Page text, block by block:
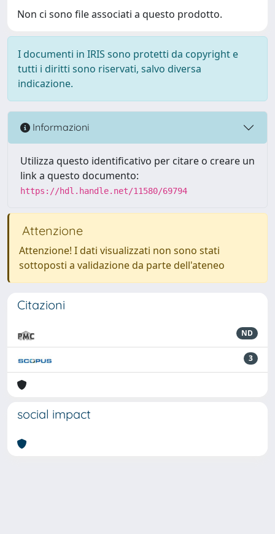
Non ci sono file associati a questo prodotto.
I documenti in IRIS sono protetti da copyright e
tutti i diritti sono riservati, salvo diversa
indicazione.
Informazioni
Utilizza questo identificativo per citare o creare un
link a questo documento:
https://hdl.handle.net/11580/69794
Attenzione
Attenzione! I dati visualizzati non sono stati
sottoposti a validazione da parte dell'ateneo
Citazioni
ND
3
social impact